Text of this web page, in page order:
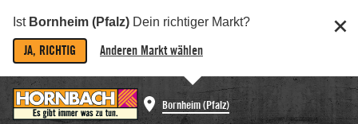
Ist Bornheim (Pfalz) Dein richtiger Markt?
JA, RICHTIG Anderen Markt wählen
Bornheim (Pfalz)